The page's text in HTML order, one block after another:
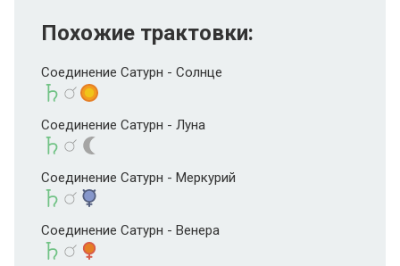
Похожие трактовки:
Соединение Сатурн - Солнце
Соединение Сатурн - Луна
Соединение Сатурн - Меркурий
Соединение Сатурн - Венера